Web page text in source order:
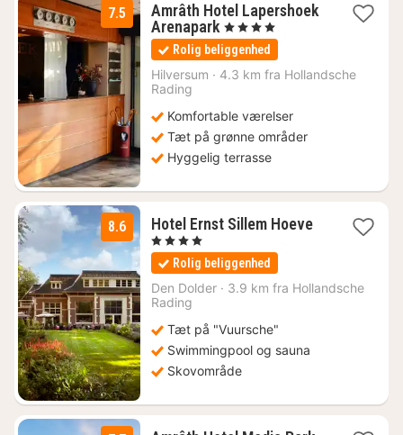
7.5
Amrâth Hotel Lapershoek
Arenapark 1
nat
fra
715
, 4 Stjerner
Rolig beliggenhed
Hilversum · 4.3 km fra Hollandsche
Rading
Komfortable værelser
Tæt på grønne områder
Hyggelig terrasse
8.6 Hotel Ernst Sillem Hoeve1
kr.
, 4 Stjerner
Rolig beliggenhed
Den Dolder · 3.9 km fra Hollandsche
Rading
Tæt på "Vuursche"
Swimmingpool og sauna
Skovområde